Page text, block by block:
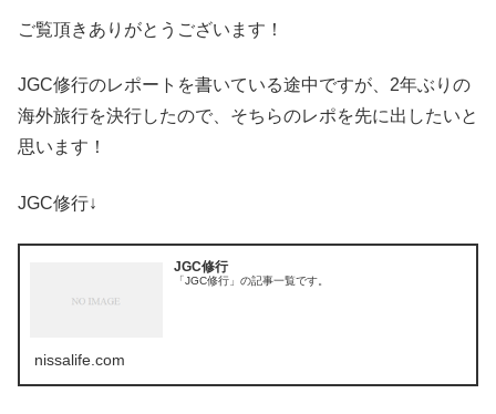
ご覧頂きありがとうございます！
JGC修行のレポートを書いている途中ですが、2年ぶりの
海外旅行を決行したので、そちらのレポを先に出したいと
思います！
JGC修行↓
JGC修行
「JGC修行」の記事一覧です。
nissalife.com